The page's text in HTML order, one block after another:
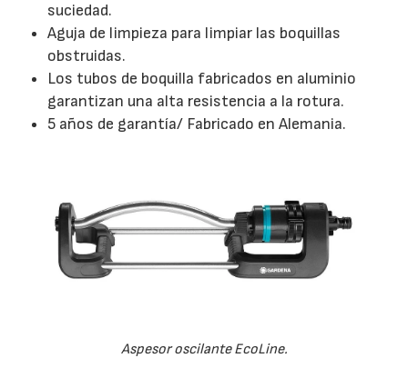
suciedad.
Aguja de limpieza para limpiar las boquillas
obstruidas.
Los tubos de boquilla fabricados en aluminio
garantizan una alta resistencia a la rotura.
5 años de garantía/ Fabricado en Alemania.
Aspesor oscilante EcoLine.